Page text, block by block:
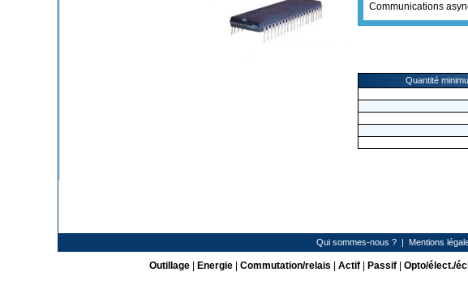
Communications
Quantité
Qui sommes-nous ? | Mentions
Outillage| Energie| Commutation/relais Actif| Passif| Opto/élect./